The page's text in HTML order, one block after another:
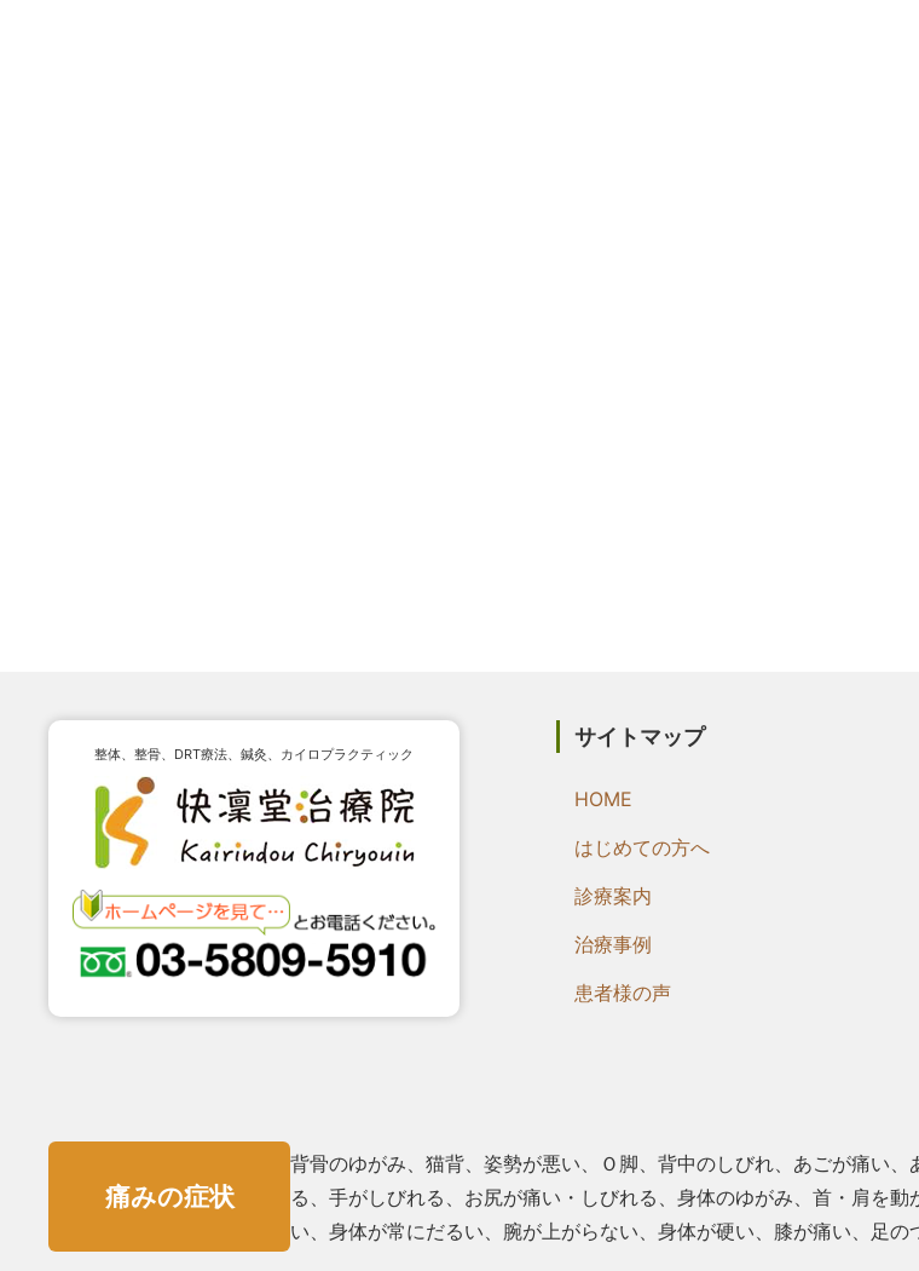
整体、整骨、DRT療法、鍼灸、カイロプラクティック
サイトマップ
HOME
はじめての方へ
診療案内
治療事例
患者様の声
痛みの症状
背骨のゆがみ、猫背、姿勢が悪い、Ｏ脚、背中のしびれ、あごが痛い
る、手がしびれる、お尻が痛い・しびれる、⾝体のゆがみ、首・肩を
い、⾝体が常にだるい、腕が上がらない、⾝体が硬い、膝が痛い、⾜の